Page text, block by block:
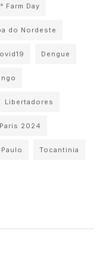
Farm Day
do Nordeste
Dengue
Libertadores
Paris 2024
Tocantinia